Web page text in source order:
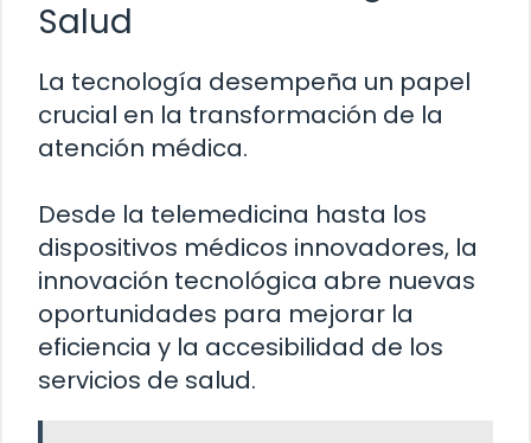
Salud
La tecnología desempeña un papel
crucial en la transformación de la
atención médica.
Desde la telemedicina hasta los
dispositivos médicos innovadores, la
innovación tecnológica abre nuevas
oportunidades para mejorar la
eficiencia y la accesibilidad de los
servicios de salud.